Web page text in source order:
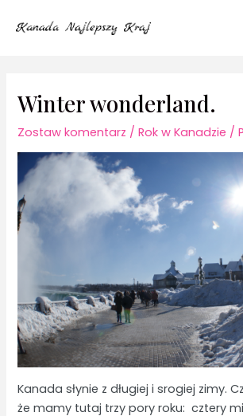
Winter wonderland.
Zostaw komentarz /Rok w Kanadzie /
Kanada słynie z długiej i srogiej zimy.
że mamy tutaj trzy pory roku: cztery